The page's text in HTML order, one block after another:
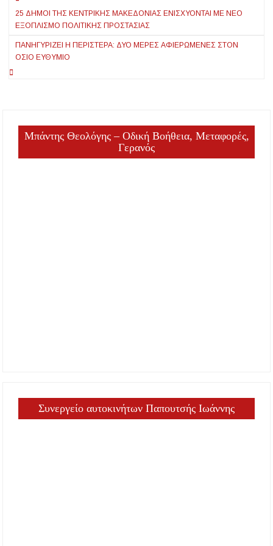
άρθρων
25 ΔΉΜΟΙ ΤΗΣ ΚΕΝΤΡΙΚΉΣ ΜΑΚΕΔΟΝΊΑΣ ΕΝΙΣΧΎΟΝΤΑΙ ΜΕ ΝΈΟ
ΕΞΟΠΛΙΣΜΌ ΠΟΛΙΤΙΚΉΣ ΠΡΟΣΤΑΣΊΑΣ
ΠΑΝΗΓΥΡΊΖΕΙ Η ΠΕΡΙΣΤΕΡΆ: ΔΎΟ ΜΈΡΕΣ ΑΦΙΕΡΩΜΈΝΕΣ ΣΤΟΝ
ΌΣΙΟ ΕΥΘΎΜΙΟ
Μπάντης Θεολόγης – Οδική Βοήθεια, Μεταφορές,
Γερανός
Συνεργείο αυτοκινήτων Παπουτσής Ιωάννης